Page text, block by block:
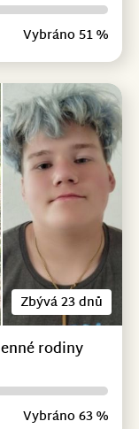
Vybráno 51 %
Zbývá 23 dnů
rodiny
Vybráno 63 %